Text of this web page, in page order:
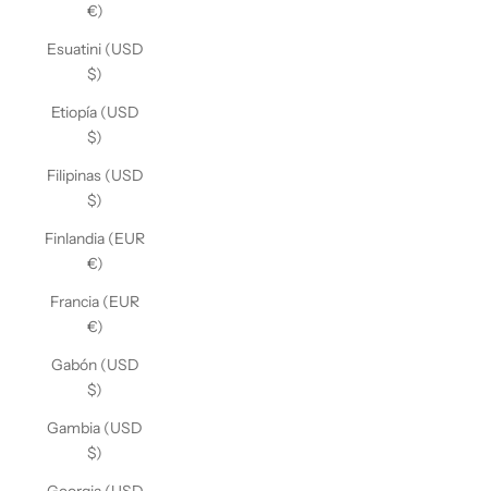
€)
Esuatini (USD
$)
Etiopía (USD
$)
Filipinas (USD
$)
Finlandia (EUR
€)
Francia (EUR
€)
Gabón (USD
$)
Gambia (USD
$)